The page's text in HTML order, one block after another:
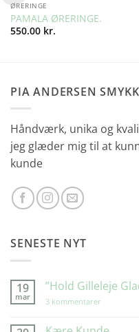
ØRERINGE
PAMALA ØRERINGE.
550.00 kr.
PIA ANDERSEN
Håndværk, unika og
jeg glæder mig til at
kunde
SENESTE NYT
19
mar
”Hold Gilleleje
3 kommentarer
Glad”